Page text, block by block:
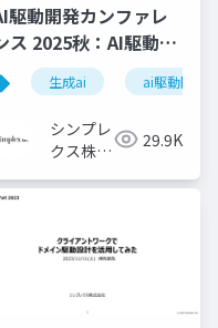
エンジニア フロントエ
駆動開発カンファレ
ス 2025秋：AI駆動開
実践！ SI企業におけ
開発プロセス再設計
の取り組み紹介
生成ai ai駆動開発
シンプレ
クス株式
29.9K